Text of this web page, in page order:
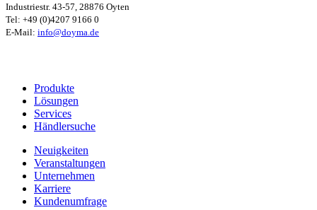
Industriestr. 43-57, 28876 Oyten
Tel: +49 (0)4207 9166 0
E-Mail: info@doyma.de
Produkte
Lösungen
Services
Händlersuche
Neuigkeiten
Veranstaltungen
Unternehmen
Karriere
Kundenumfrage